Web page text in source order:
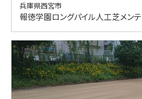
兵庫県西宮市
報徳学園ロングパイル人工芝メン